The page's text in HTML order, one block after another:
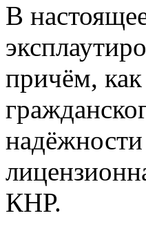
В
причём, как
КНР.